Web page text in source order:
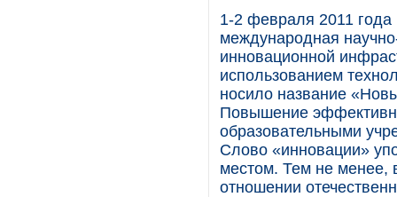
1-2 февраля 2011
международная
инновационной
использованием
носило название
Повышение
образовательными
Слово «инновации»
местом. Тем не менее,
отношении